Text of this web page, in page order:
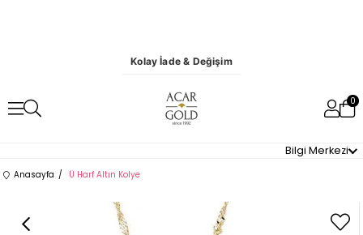
Kolay İade & Değişim
0
Bilgi Merkezi
Anasayfa Ü Harf Altın Kolye